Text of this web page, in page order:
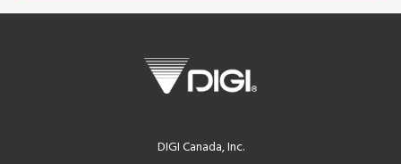
DIGI Canada, Inc.